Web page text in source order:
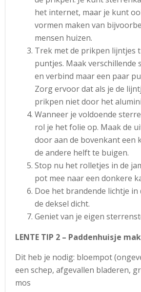
het internet, maar je kunt
vormen maken van
mensen huizen.
Trek met de prikpen lijntjes
puntjes. Maak verschillende
en verbind maar een paar
Zorg ervoor dat als je de
prikpen niet door het
Wanneer je voldoende
rol je het folie op. Maak de
door aan de bovenkant een
de andere helft te buigen.
Stop nu het rolletjes in de
pot mee naar een donkere
Doe het brandende lichtje in
de deksel dicht.
Geniet van je eigen
LENTE TIP 2 – Paddenhuisje
Dit heb je nodig: bloempot
een schep, afgevallen bladeren,
mos